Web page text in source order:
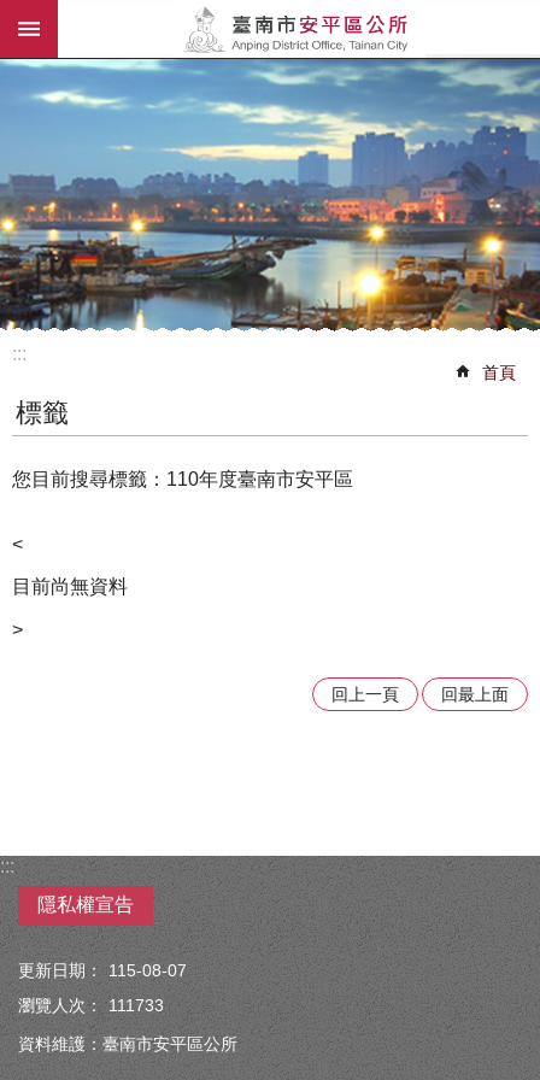
跳到主要內容區塊
:::
首頁
標籤
您目前搜尋標籤：110年度臺南市安平區
<
目前尚無資料
>
回上一頁 回最上面
:::
隱私權宣告
更新日期：
115-08-07
瀏覽人次：
111733
資料維護：臺南市安平區公所